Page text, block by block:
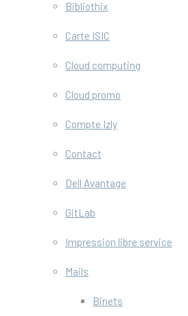
Bibliothix
Carte ISIC
Cloud computing
Cloud promo
Compte Izly
Contact
Dell Avantage
GitLab
Impression libre service
Mails
Binets